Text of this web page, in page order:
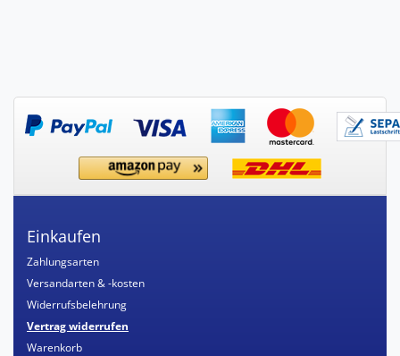
Einkaufen
Zahlungsarten
Versandarten & -kosten
Widerrufsbelehrung
Vertrag widerrufen
Warenkorb